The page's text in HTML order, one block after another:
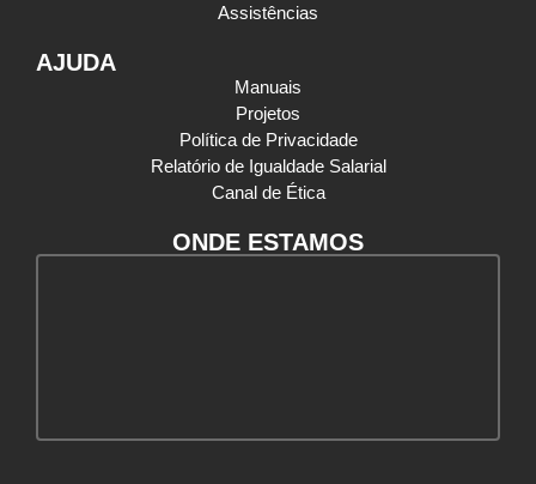
Assistências
AJUDA
Manuais
Projetos
Política de Privacidade
Relatório de Igualdade Salarial
Canal de Ética
ONDE ESTAMOS